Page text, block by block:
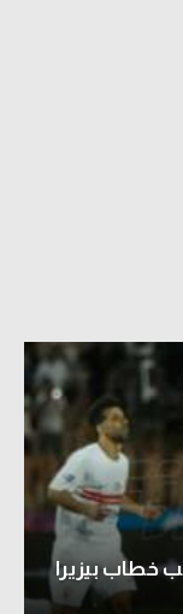
خطاب بيزيرا